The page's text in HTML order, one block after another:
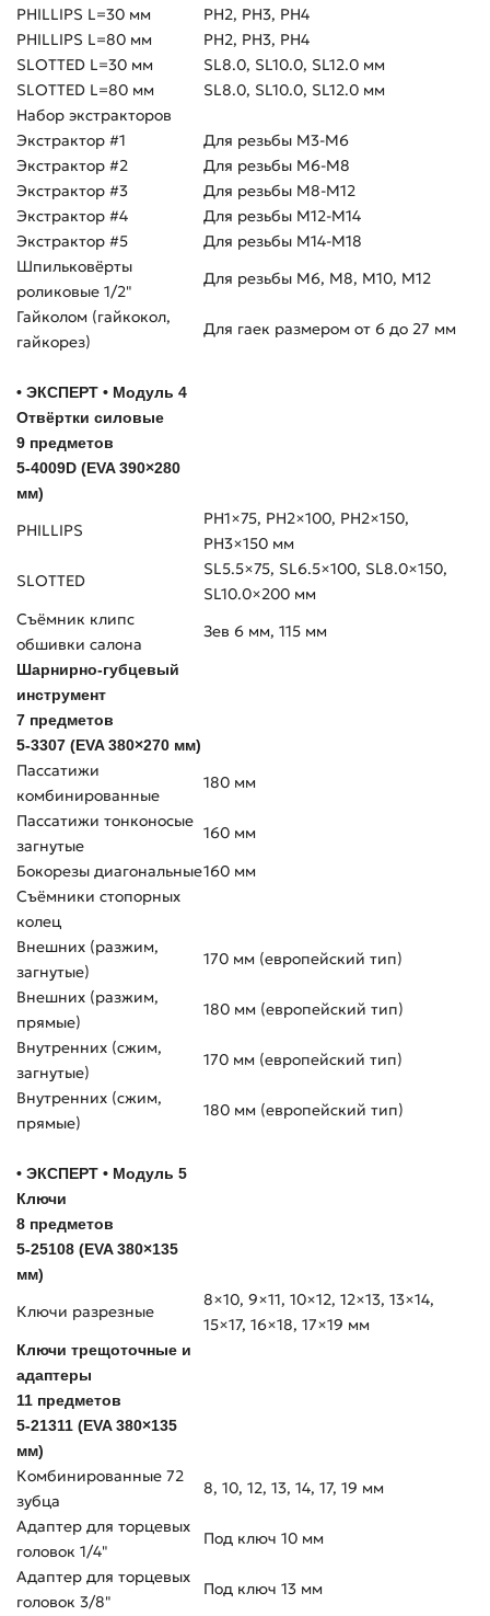
PHILLIPS L=30 мм
PH2, PH3, PH4
PHILLIPS L=80 мм
PH2, PH3, PH4
SLOTTED L=30 мм
SL8.0, SL10.0, SL12.0 мм
SLOTTED L=80 мм
SL8.0, SL10.0, SL12.0 мм
Набор экстракторов
Экстрактор #1
Для резьбы M3-M6
Экстрактор #2
Для резьбы M6-M8
Экстрактор #3
Для резьбы M8-M12
Экстрактор #4
Для резьбы M12-M14
Экстрактор #5
Для резьбы M14-M18
Шпильковёрты
роликовые 1/2"
Для резьбы М6, М8, М10, М12
Гайколом (гайкокол,
гайкорез)
Для гаек размером от 6 до 27 мм
• ЭКСПЕРТ • Модуль 4
Отвёртки силовые
9 предметов
5-4009D (EVA 390×280
мм)
PHILLIPS
PH1×75, PH2×100, PH2×150,
PH3×150 мм
SLOTTED
SL5.5×75, SL6.5×100, SL8.0×150,
SL10.0×200 мм
Съёмник клипс
обшивки салона
Зев 6 мм, 115 мм
Шарнирно-губцевый
инструмент
7 предметов
5-3307 (EVA 380×270 мм)
Пассатижи
комбинированные
180 мм
Пассатижи тонконосые
загнутые
160 мм
Бокорезы диагональные160 мм
Съёмники стопорных
колец
Внешних (разжим,
загнутые)
170 мм (европейский тип)
Внешних (разжим,
прямые)
180 мм (европейский тип)
Внутренних (сжим,
загнутые)
170 мм (европейский тип)
Внутренних (сжим,
прямые)
180 мм (европейский тип)
• ЭКСПЕРТ • Модуль 5
Ключи
8 предметов
5-25108 (EVA 380×135
мм)
Ключи разрезные
8×10, 9×11, 10×12, 12×13, 13×14,
15×17, 16×18, 17×19 мм
Ключи трещоточные и
адаптеры
11 предметов
5-21311 (EVA 380×135
мм)
Комбинированные 72
зубца
8, 10, 12, 13, 14, 17, 19 мм
Адаптер для торцевых
головок 1/4"
Под ключ 10 мм
Адаптер для торцевых
головок 3/8"
Под ключ 13 мм